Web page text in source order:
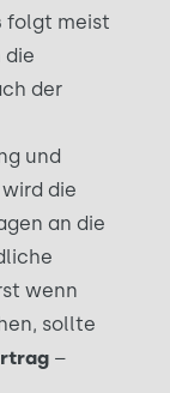
folgt meist
die
der
und
die
an die
wenn
sollte
–